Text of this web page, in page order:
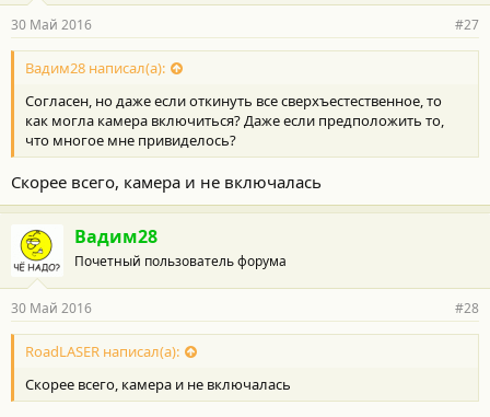
30 Май 2016 #27
Вадим28 написал(а):
Согласен, но даже если откинуть все сверхъестественное, то
как могла камера включиться? Даже если предположить то,
что многое мне привиделось?
Скорее всего, камера и не включалась
Вадим28
Почетный пользователь форума
30 Май 2016 #28
RoadLASER написал(а):
Скорее всего, камера и не включалась